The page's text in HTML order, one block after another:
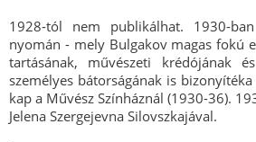
1928-tól nem publikálhat. 1930-
nyomán - mely Bulgakov magas fokú
tartásának, művészeti krédójának
személyes bátorságának is
kap a Művész Színháznál (1930-36).
Jelena Szergejevna Silovszkajával.